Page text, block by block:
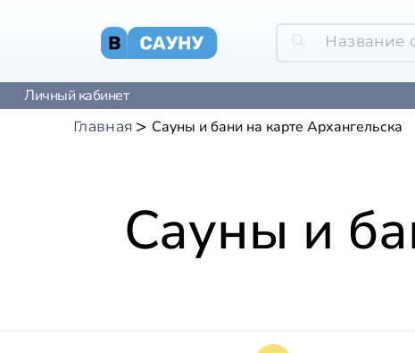
Личный кабинет
Главная Сауны и бани на карте Архангельска
Сауны и